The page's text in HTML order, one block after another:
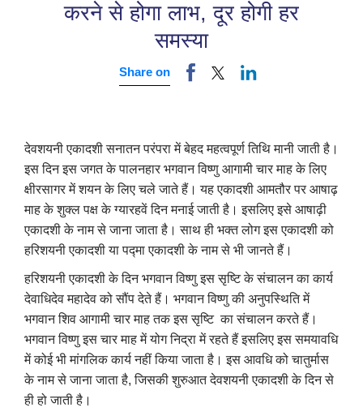
करने से होगा लाभ, दूर होगी हर
समस्या
Share on
देवशयनी एकादशी सनातन परंपरा में बेहद महत्वपूर्ण तिथि मानी जाती है।
इस दिन इस जगत के पालनहार भगवान विष्णु आगामी चार माह के लिए
क्षीरसागर में शयन के लिए चले जाते हैं। यह एकादशी आमतौर पर आषाढ़
माह के शुक्ल पक्ष के ग्यारहवें दिन मनाई जाती है। इसलिए इसे आषाढ़ी
एकादशी के नाम से जाना जाता है। साथ ही भक्त लोग इस एकादशी को
हरिशयनी एकादशी या पद्मा एकादशी के नाम से भी जानते हैं।
हरिशयनी एकादशी के दिन भगवान विष्णु इस सृष्टि के संचालन का कार्य
देवाधिदेव महादेव को सौंप देते हैं। भगवान विष्णु की अनुपस्थिति में
भगवान शिव आगामी चार माह तक इस सृष्टि का संचालन करते हैं।
भगवान विष्णु इस चार माह में योग निद्रा में रहते हैं इसलिए इस समयावधि
में कोई भी मांगलिक कार्य नहीं किया जाता है। इस आवधि को चातुर्मास
के नाम से जाना जाता है,जिसकी शुरुआत देवशयनी एकादशी के दिन से
ही हो जाती है।